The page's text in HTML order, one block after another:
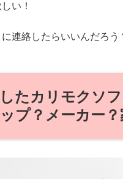
い！
連絡したらいいんだろう
たカリモクソ
プ？メーカー